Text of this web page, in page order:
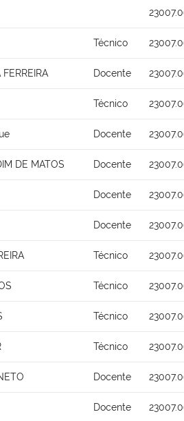
Técnico
Docente
Técnico
Docente
DE MATOS Docente
Docente
Docente
Técnico
Técnico
Técnico
Técnico
Docente
Docente